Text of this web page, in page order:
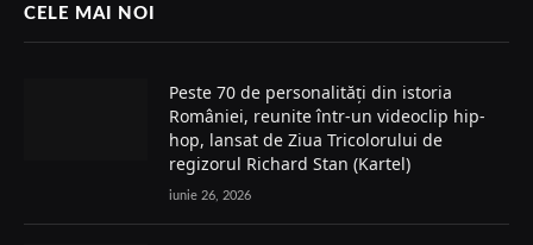
CELE MAI NOI
Peste 70 de personalități din istoria
României, reunite într-un videoclip hip-
hop, lansat de Ziua Tricolorului de
regizorul Richard Stan (Kartel)
iunie 26, 2026